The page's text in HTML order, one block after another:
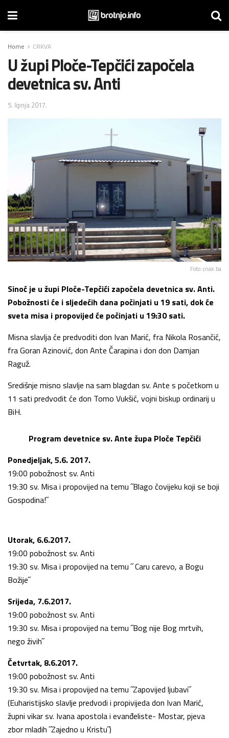
Home CRKVA
U župi Ploče-Tepčići započela
devetnica sv. Anti
5. lipnja 2017.
Foto: cnak.ba
Sinoć je u župi Ploče-Tepčići započela devetnica sv. Anti.
Pobožnosti će i sljedećih dana počinjati u 19 sati, dok će
sveta misa i propovijed će počinjati u 19:30 sati.
Misna slavlja će predvoditi don Ivan Marić, fra Nikola Rosančić,
fra Goran Azinović, don Ante Čarapina i don don Damjan
Raguž.
Središnje misno slavlje na sam blagdan sv. Ante s početkom u
11 sati predvodit će don Tomo Vukšić, vojni biskup ordinarij u
BiH.
Program devetnice sv. Ante župa Ploče Tepčići
Ponedjeljak, 5.6. 2017.
19:00 pobožnost sv. Anti
19:30 sv. Misa i propovijed na temu ˝Blago čovijeku koji se boji
Gospodina!˝
Utorak, 6.6.2017.
19:00 pobožnost sv. Anti
19:30 sv. Misa i propovijed na temu ˝ Caru carevo, a Bogu
Božije˝
Srijeda, 7.6.2017.
19:00 pobožnost sv. Anti
19:30 sv. Misa i propovijed na temu ˝Bog nije Bog mrtvih,
nego živih˝
Četvrtak, 8.6.2017.
19:00 pobožnost sv. Anti
19:30 sv. Misa i propovijed na temu ˝Zapovijed ljubavi˝
(Euharistijsko slavlje predvodi i propivijeda don Ivan Marić,
župni vikar sv. Ivana apostola i evanđeliste- Mostar, pjeva
zbor mladih ˝Zajedno u Kristu˝)